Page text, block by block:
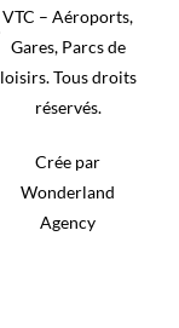
VTC – Aéroports,
Gares, Parcs de
loisirs. Tous droits
réservés.
Crée par
Wonderland
Agency